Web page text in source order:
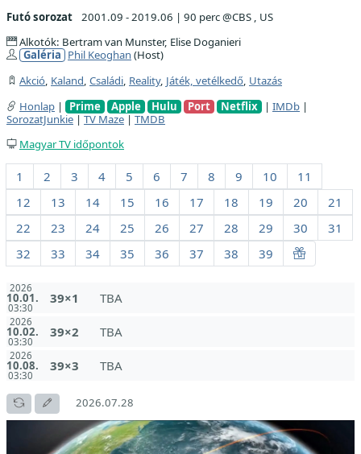
Futó sorozat 2001.09 - 2019.06 | 90 perc @CBS , US
Alkotók: Bertram van Munster, Elise Doganieri
Galéria Phil Keoghan (Host)
Akció, Kaland, Családi, Reality, Játék, vetélkedő, Utazás
Honlap | Prime Apple Hulu Port Netflix | IMDb |
SorozatJunkie | TV Maze | TMDB
Magyar TV időpontok
1 2 3 4 5 6 7 8 9 10
11
12
13 14 15 16 17 18 19 20
21
22
23 24 25 26 27 28 29 30
31
32
33 34 35 36 37 38 39
2026
10.01.
03:30
39×1 TBA
2026
10.02.
03:30
39×2 TBA
2026
10.08.
03:30
39×3 TBA
2026.07.28